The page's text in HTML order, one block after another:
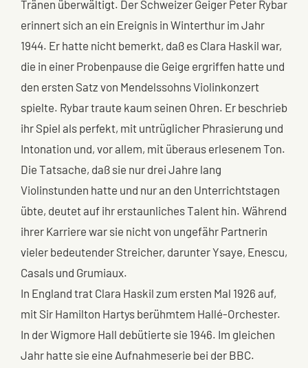
Tränen überwältigt. Der Schweizer Geiger Peter Rybar
erinnert sich an ein Ereignis in Winterthur im Jahr
1944. Er hatte nicht bemerkt, daß es Clara Haskil war,
die in einer Probenpause die Geige ergriffen hatte und
den ersten Satz von Mendelssohns Violinkonzert
spielte. Rybar traute kaum seinen Ohren. Er beschrieb
ihr Spiel als perfekt, mit untrüglicher Phrasierung und
Intonation und, vor allem, mit überaus erlesenem Ton.
Die Tatsache, daß sie nur drei Jahre lang
Violinstunden hatte und nur an den Unterrichtstagen
übte, deutet auf ihr erstaunliches Talent hin. Während
ihrer Karriere war sie nicht von ungefähr Partnerin
vieler bedeutender Streicher, darunter Ysaye, Enescu,
Casals und Grumiaux.
In England trat Clara Haskil zum ersten Mal 1926 auf,
mit Sir Hamilton Hartys berühmtem Hallé-Orchester.
In der Wigmore Hall debütierte sie 1946. Im gleichen
Jahr hatte sie eine Aufnahmeserie bei der BBC.